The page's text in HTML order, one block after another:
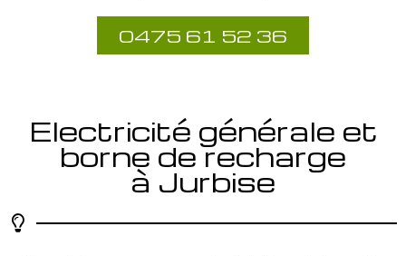
0475 61 52 36
Electricité générale et
borne de recharge
à Jurbise